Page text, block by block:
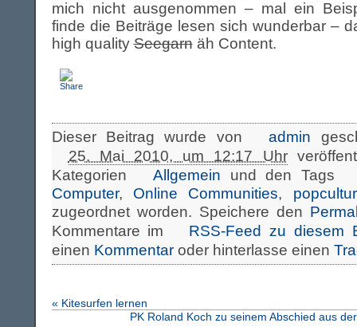
mich nicht ausgenommen – mal ein
finde die Beiträge lesen sich wunderbar –
high qualitySeegarnäh Content.
Dieser Beitrag wurde von admin
25. Mai 2010, um 12:17 Uhr
Kategorien
Allgemein und den Tags
Computer, Online Communities,
zugeordnet worden. Speichere den
Kommentare im
RSS-Feed zu diesem
einen Kommentaroder hinterlasse einen
« Kitesurfen lernen
PK Roland Koch zu seinem Abschied aus